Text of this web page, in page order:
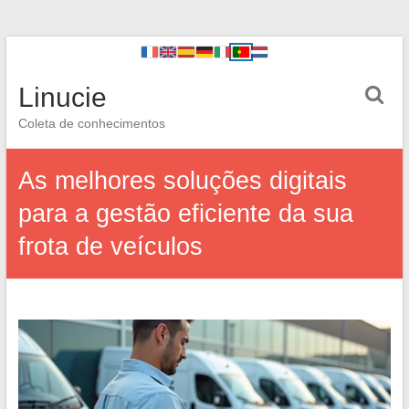
Linucie
Coleta de conhecimentos
As melhores soluções digitais
para a gestão eficiente da sua
frota de veículos